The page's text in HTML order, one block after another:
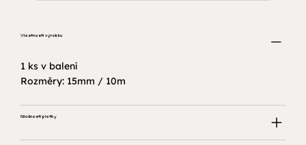
Vlastnosti výrobku
1 ks v balení
Rozměry: 15mm / 10m
Možnosti platby